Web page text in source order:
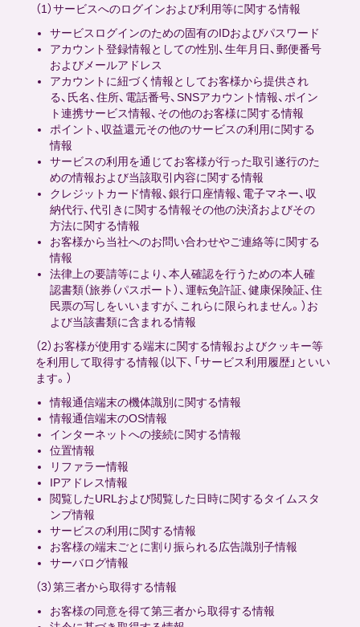
（1）サービスへのログインおよび利用等に関する情報
サービスログインのための固有のIDおよびパスワード
アカウント登録情報としての性別、生年月日、郵便番号
およびメールアドレス
アカウントに紐づく情報としてお客様から提供され
る、氏名、住所、電話番号、SNSアカウント情報、ポイン
ト連携サービス情報、その他のお客様に関する情報
ポイント、収益還元その他のサービスの利用に関する
情報
サービスの利用を通じてお客様が行った取引遂行のた
めの情報および当該取引内容に関する情報
クレジットカード情報、銀行口座情報、電子マネー、収
納代行、代引きに関する情報その他の決済およびその
方法に関する情報
お客様から当社へのお問い合わせやご連絡等に関する
情報
法律上の要請等により、本人確認を行うための本人確
認書類（旅券（パスポート）、運転免許証、健康保険証、住
民票の写しをいいますが、これらに限られません。）お
よび当該書類に含まれる情報
（2）お客様が使用する端末に関する情報およびクッキー等
を利用して取得する情報（以下、「サービス利用履歴」といい
ます。）
情報通信端末の機体識別に関する情報
情報通信端末のOS情報
インターネットへの接続に関する情報
位置情報
リファラー情報
IPアドレス情報
閲覧したURLおよび閲覧した日時に関するタイムスタ
ンプ情報
サービスの利用に関する情報
お客様の端末ごとに割り振られる広告識別子情報
サーバログ情報
（3）第三者から取得する情報
お客様の同意を得て第三者から取得する情報